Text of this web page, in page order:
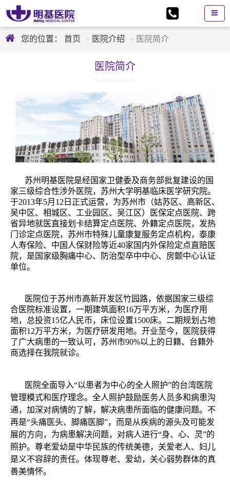
您的位置： 首页 医院介绍 医院简介
医院简介
苏州明基医院是经国家卫健委及商务部批复建设的国
家三级综合性涉外医院，苏州大学明基临床医学研究院。
于2013年5月12日正式运营，为苏州市（姑苏区、高新区、
吴中区、相城区、工业园区、吴江区）医保定点医院、跨
省异地就医直接划卡结算定点医院、外籍定点医院，发热
门诊定点医院，苏州市特殊儿童康复服务定点机构，泰康
人寿保险、中国人保财险等近40家国内外保险定点直赔医
院，是国家级胸痛中心、防治型卒中中心、房颤中心认证
单位。
医院位于苏州市高新开发区竹园路，依据国家三级综
合医院标准设置，一期建筑面积16万平方米，为医疗用
地，总投资15亿人民币，床位设置1500床。二期规划占地
面积12万平方米，为医疗研发用地。开业至今，医院获得
了广大病患的一致认可，苏州市90%以上的日籍、台籍外
商选择在我院就诊。
医院全面导入“以患者为中心的全人照护”的台湾医院
管理模式和医疗理念。全人照护鼓励医务人员多和病患沟
通，加深对病情的了解，解决病患所面临的健康问题。不
再是“头痛医头、脚痛医脚”，而是从疾病的源头及可能发
展的方向，为病患解决问题，对病人进行“身、心、灵”的
照护。尊老爱幼是中华民族的传统美德，关爱老人、妇儿
是义不容辞的责任。 体现尊老、爱幼，关心弱势群体的真
善美情怀。